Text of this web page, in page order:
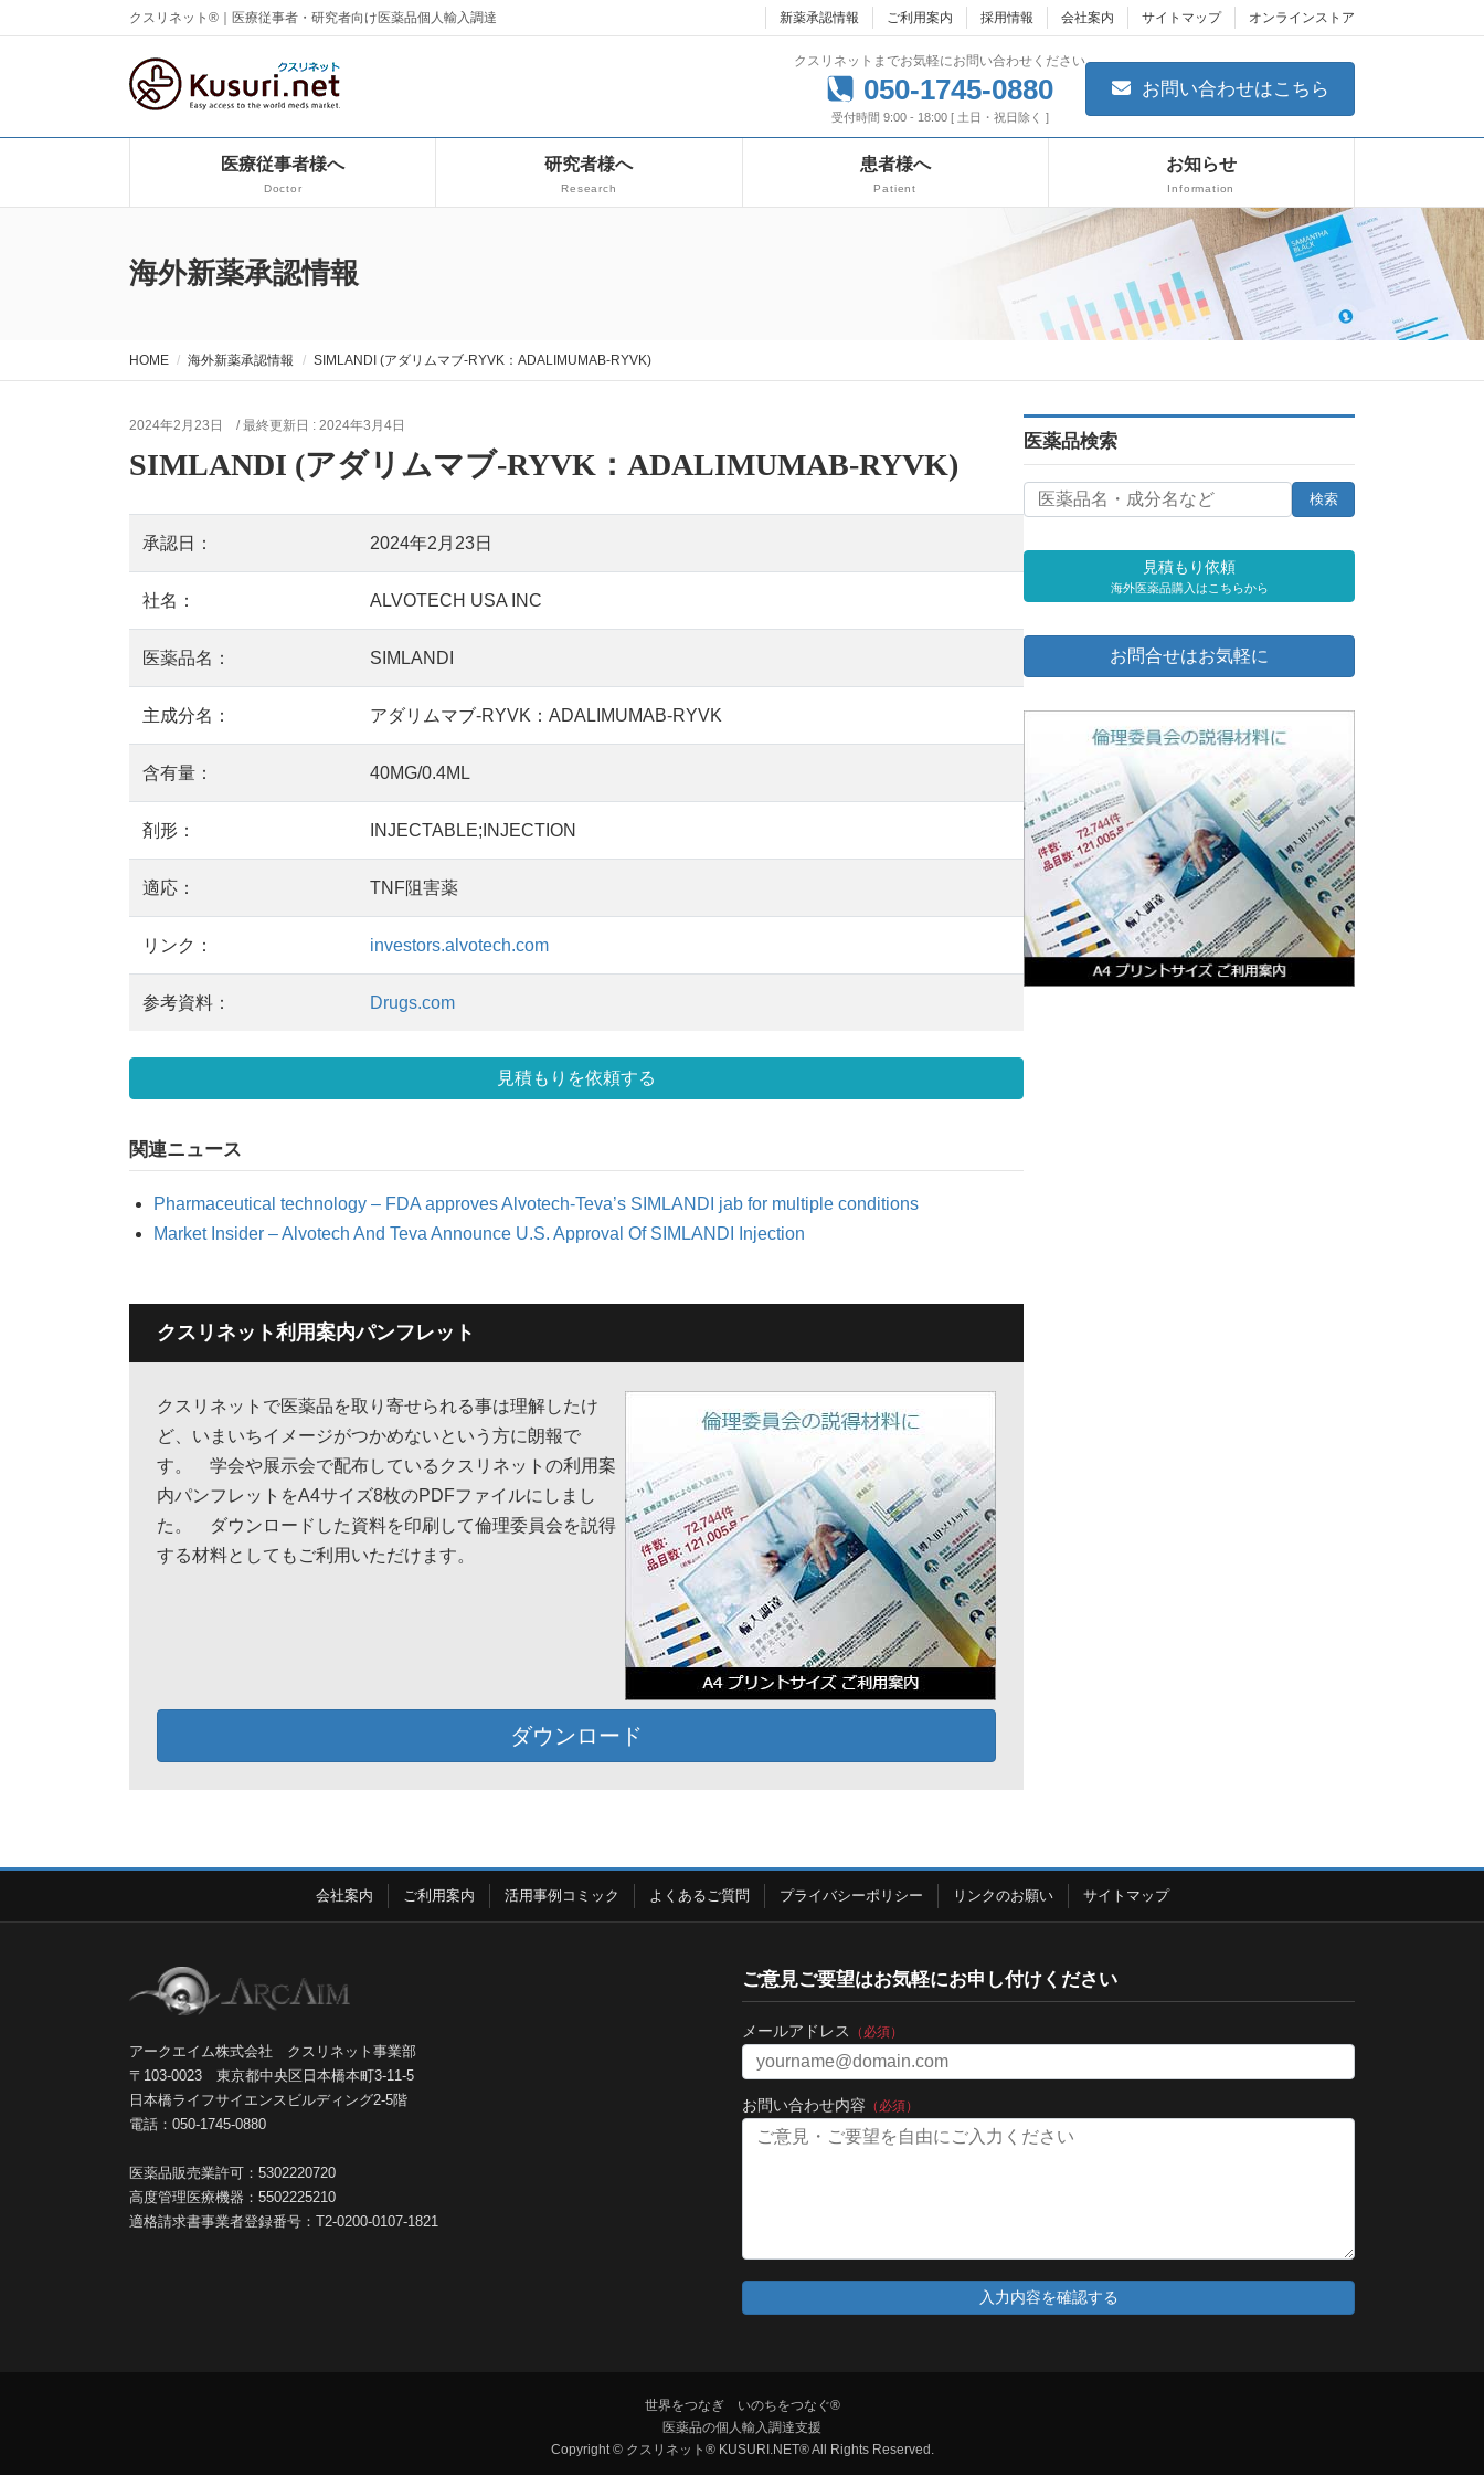
クスリネット®｜医療従事者・研究者向け医薬品個人輸入調達 新薬承認情報 ご利用案内 採用情報 会社案内 サイトマップ オンラインストア
クスリネットまでお気軽にお問い合わせください
050-1745-0880
受付時間 9:00 - 18:00 [ 土日・祝日除く ]
お問い合わせはこちら
医療従事者様へ
Doctor
研究者様へ
Research
患者様へ
Patient
お知らせ
Information
海外新薬承認情報
HOME 海外新薬承認情報 SIMLANDI (アダリムマブ-RYVK：ADALIMUMAB-RYVK)
2024年2月23日 / 最終更新日 : 2024年3月4日
SIMLANDI (アダリムマブ-RYVK：ADALIMUMAB-RYVK)
承認日： 2024年2月23日
社名： ALVOTECH USA INC
医薬品名： SIMLANDI
主成分名： アダリムマブ-RYVK：ADALIMUMAB-RYVK
含有量： 40MG/0.4ML
剤形： INJECTABLE;INJECTION
適応： TNF阻害薬
リンク： investors.alvotech.com
参考資料： Drugs.com
見積もりを依頼する
関連ニュース
Pharmaceutical technology – FDA approves Alvotech-Teva’s SIMLANDI jab for multiple conditions
Market Insider – Alvotech And Teva Announce U.S. Approval Of SIMLANDI Injection
クスリネット利用案内パンフレット
クスリネットで医薬品を取り寄せられる事は理解したけ
ど、いまいちイメージがつかめないという方に朗報で
す。 学会や展示会で配布しているクスリネットの利用案
内パンフレットをA4サイズ8枚のPDFファイルにしまし
た。 ダウンロードした資料を印刷して倫理委員会を説得
する材料としてもご利用いただけます。
ダウンロード
医薬品検索
見積もり依頼
海外医薬品購入はこちらから
お問合せはお気軽に
会社案内 ご利用案内 活用事例コミック よくあるご質問 プライバシーポリシー リンクのお願い サイトマップ
アークエイム株式会社 クスリネット事業部
〒103-0023 東京都中央区日本橋本町3-11-5
日本橋ライフサイエンスビルディング2-5階
電話：050-1745-0880
医薬品販売業許可：5302220720
高度管理医療機器：5502225210
適格請求書事業者登録番号：T2-0200-0107-1821
ご意見ご要望はお気軽にお申し付けください
メールアドレス （必須）
お問い合わせ内容 （必須）
世界をつなぎ いのちをつなぐ®
医薬品の個人輸入調達支援
Copyright © クスリネット® KUSURI.NET® All Rights Reserved.